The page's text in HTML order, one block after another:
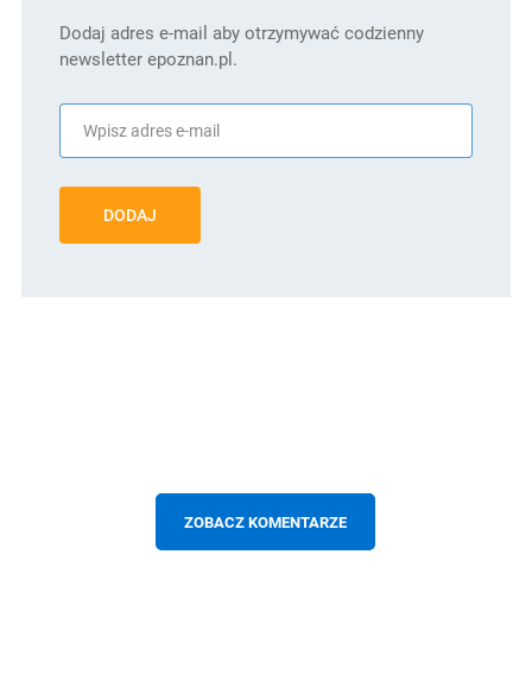
Dodaj adres e-mail aby otrzymywać codzienny
newsletter epoznan.pl.
DODAJ
ZOBACZ KOMENTARZE